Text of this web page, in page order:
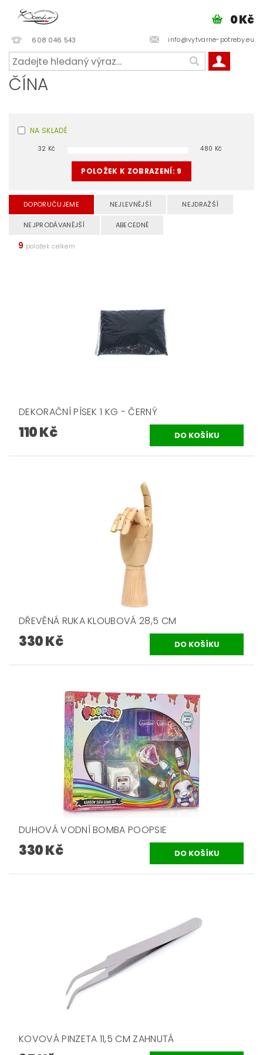
608 046 543 info@vytvarne-potreby.eu
0 Kč
ČÍNA
NA SKLADĚ
32 Kč 480 Kč
POLOŽEK K ZOBRAZENÍ: 9
DOPORUČUJEME NEJLEVNĚJŠÍ NEJDRAŽŠÍ
NEJPRODÁVANĚJŠÍ ABECEDNĚ
9 položek celkem
DEKORAČNÍ PÍSEK 1 KG - ČERNÝ
110 Kč
DŘEVĚNÁ RUKA KLOUBOVÁ 28,5 CM
330 Kč
DUHOVÁ VODNÍ BOMBA POOPSIE
330 Kč
KOVOVÁ PINZETA 11,5 CM ZAHNUTÁ